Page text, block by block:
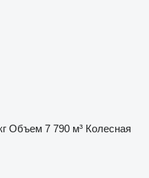
Объем 7 790 м³ Колесная